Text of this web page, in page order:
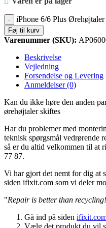
iPhone 6/6 Plus Ørehøjtaler
Føj til kurv
Varenummer (SKU):
Beskrivelse
Vejledning
Forsendelse og Levering
Anmeldelser (0)
Kan du ikke høre den anden
ørehøjtaler skiftes
Har du problemer med
teknisk spørgsmål vedrørende
så er du altid velkommen til at
77 87.
Vi har gjort det nemt for dig at
siden ifixit.com som vi deler
"Repair is better than
Gå ind på siden